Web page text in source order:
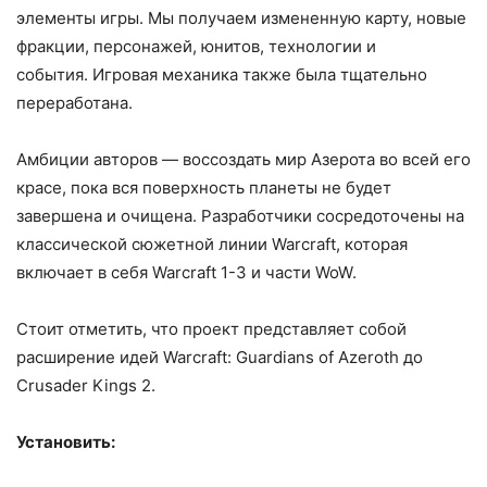
элементы игры. Мы получаем измененную карту, новые
фракции, персонажей, юнитов, технологии и
события. Игровая механика также была тщательно
переработана.
Амбиции авторов — воссоздать мир Азерота во всей его
красе, пока вся поверхность планеты не будет
завершена и очищена. Разработчики сосредоточены на
классической сюжетной линии Warcraft, которая
включает в себя Warcraft 1-3 и части WoW.
Стоит отметить, что проект представляет собой
расширение идей Warcraft: Guardians of Azeroth до
Crusader Kings 2.
Установить: